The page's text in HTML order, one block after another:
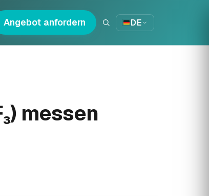
Angebot anfordern DE
messen